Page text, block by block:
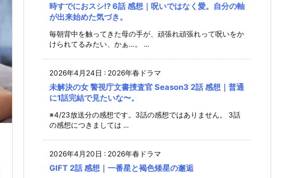
時すでにおスシ!? 6話 感想｜呪いではなく愛。自分の軸
が出来始めた気づき。
毎朝背中を触ってきた母の手が、頑張れ頑張れって呪いをか
けられてるみたい、かぁ…。 ...
2026年4月24日 : 2026年春ドラマ
未解決の女 警視庁文書捜査官 Season3 2話 感想｜普通
に1話完結で見たいな〜。
※4/23放送分の感想です。3話の感想ではありません。 3話
の感想につきましては ...
2026年4月20日 : 2026年春ドラマ
GIFT 2話 感想｜一番星と褐色矮星の邂逅